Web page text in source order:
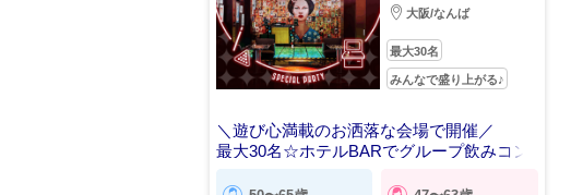
大阪/なんば
最大30名
みんなで盛り上がる♪
＼遊び心満載のお洒落な会場で開催／
最大30名☆ホテルBARでグループ飲みコン